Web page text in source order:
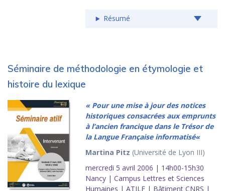
Résumé
Séminaire de méthodologie en étymologie et
histoire du lexique
« Pour une mise à jour des notices
historiques consacrées aux emprunts
à l’ancien francique dans le Trésor de
la Langue Française informatisé«
Martina Pitz (Université de Lyon III)
mercredi 5 avril 2006 | 14h00-15h30
Nancy | Campus Lettres et Sciences
Humaines | ATILF | Bâtiment CNRS |